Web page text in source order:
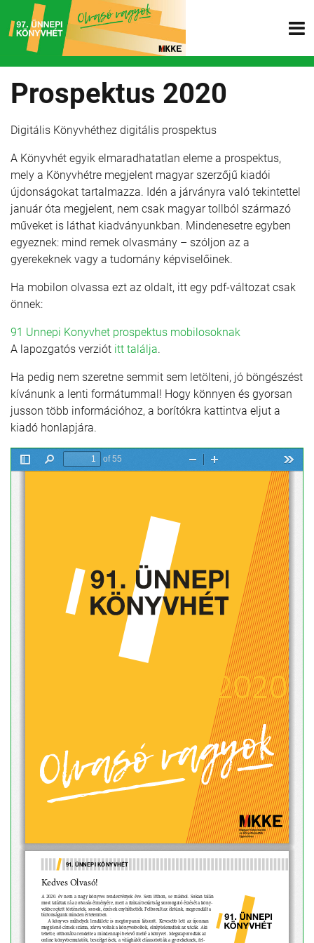
Prospektus 2020
Digitális Könyvhéthez digitális prospektus
A Könyvhét egyik elmaradhatatlan eleme a prospektus,
mely a Könyvhétre megjelent magyar szerzőjű kiadói
újdonságokat tartalmazza. Idén a járványra való tekintettel
január óta megjelent, nem csak magyar tollból származó
műveket is láthat kiadványunkban. Mindenesetre egyben
egyeznek: mind remek olvasmány – szóljon az a
gyerekeknek vagy a tudomány képviselőinek.
Ha mobilon olvassa ezt az oldalt, itt egy pdf-változat csak
önnek:
91 Unnepi Konyvhet prospektus mobilosoknak
A lapozgatós verziót itt találja.
Ha pedig nem szeretne semmit sem letölteni, jó böngészést
kívánunk a lenti formátummal! Hogy könnyen és gyorsan
jusson több információhoz, a borítókra kattintva eljut a
kiadó honlapjára.